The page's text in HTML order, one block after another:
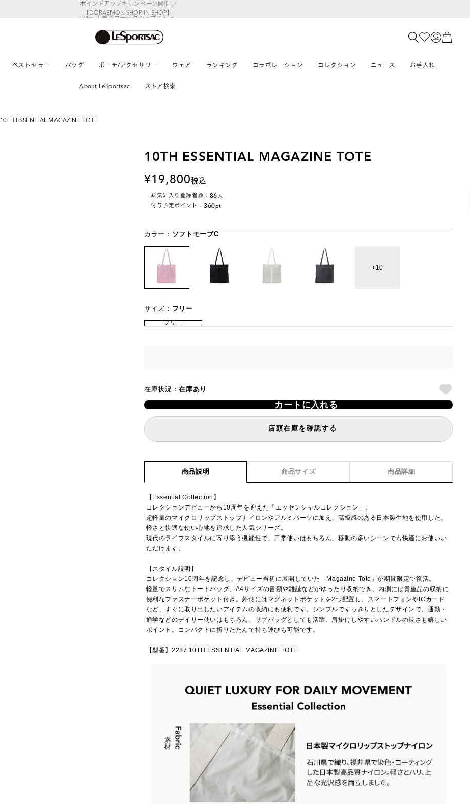
【DORAEMON SHOP IN SHOP】
8/5～表参道フラッグシップストア
ベストセラー バッグ ポーチ/アクセサリー ウェア ランキング コラボレーション コレクション ニュース お手入れ
About LeSportsac ストア検索
10TH ESSENTIAL MAGAZINE TOTE
10TH ESSENTIAL MAGAZINE TOTE
19,800税込
お気に入り登録者数： 86人
付与予定ポイント：360pt
カラー： ソフトモーブC
10
サイズ： フリー
フリー
在庫状況：在庫あり
カートに入れる
店頭在庫を確認する
商品説明 商品サイズ 商品詳細
【Essential Collection】
コレクションデビューから10周年を迎えた「エッセンシャルコレクション」。
超軽量のマイクロリップストップナイロンやアルミパーツに加え、高級感のある日本製生地を使用した、
軽さと快適な使い心地を追求した人気シリーズ。
現代のライフスタイルに寄り添う機能性で、日常使いはもちろん、移動の多いシーンでも快適にお使いい
ただけます。
【スタイル説明】
コレクション10周年を記念し、デビュー当初に展開していた「Magazine Tote」が期間限定で復活。
軽量でスリムなトートバッグ。A4サイズの書類や雑誌などがゆったり収納でき、内側には貴重品の収納に
便利なファスナーポケット付き。外側にはマグネットポケットを2つ配置し、スマートフォンやICカード
など、すぐに取り出したいアイテムの収納にも便利です。シンプルですっきりとしたデザインで、通勤・
通学などのデイリー使いはもちろん、サブバッグとしても活躍。肩掛けしやすいハンドルの長さも嬉しい
ポイント。コンパクトに折りたたんで持ち運びも可能です。
【型番】2287 10TH ESSENTIAL MAGAZINE TOTE